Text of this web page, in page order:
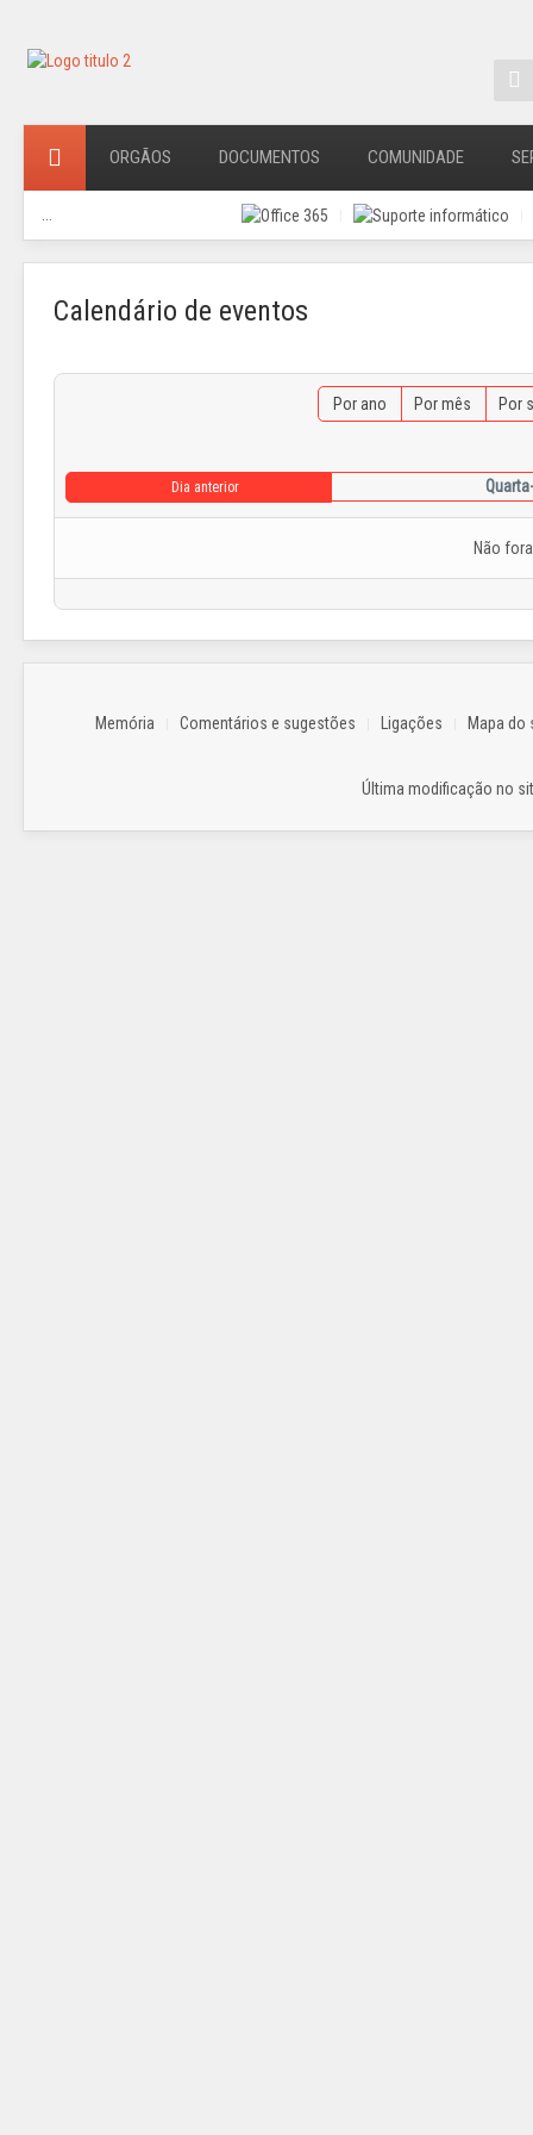
ORGÃOS DOCUMENTOS COMUNIDADE
Calendário de eventos
Por ano Por mês Por
Dia anterior
Não
Memória Comentários e sugestões Ligações Mapa do
Última modificação no